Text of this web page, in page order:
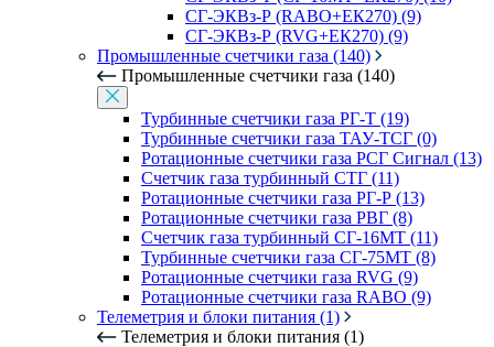
СГ-ЭКВз-Р (RABO+ЕК270) (9)
СГ-ЭКВз-Р (RVG+ЕК270) (9)
Промышленные счетчики газа (140)
Промышленные счетчики газа (140)
Турбинные счетчики газа РГ-Т (19)
Турбинные счетчики газа ТАУ-ТСГ (0)
Ротационные счетчики газа РСГ Сигнал (13)
Счетчик газа турбинный СТГ (11)
Ротационные счетчики газа РГ-Р (13)
Ротационные счетчики газа РВГ (8)
Счетчик газа турбинный СГ-16МТ (11)
Турбинные счетчики газа СГ-75МТ (8)
Ротационные счетчики газа RVG (9)
Ротационные счетчики газа RABO (9)
Телеметрия и блоки питания (1)
Телеметрия и блоки питания (1)